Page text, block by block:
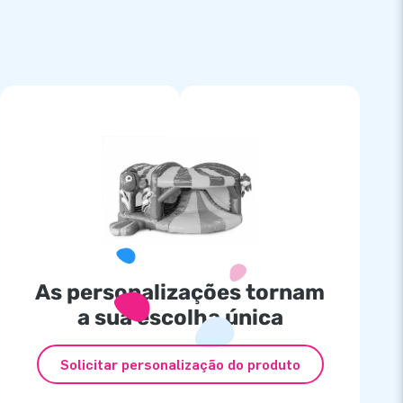
As personalizações tornam
a sua escolha única
Solicitar personalização do produto